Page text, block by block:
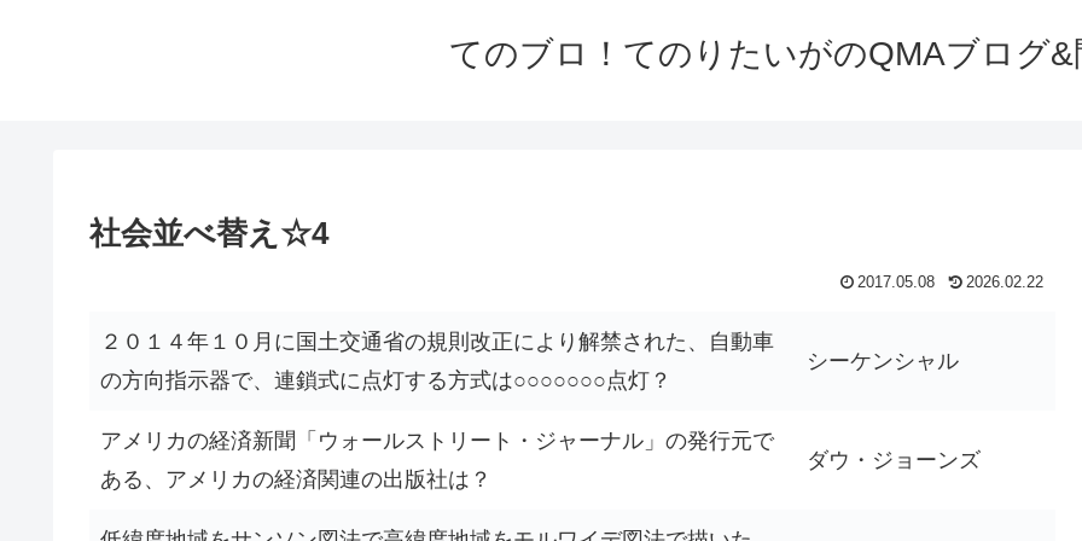
てのブロ！てのりたいがのQMAブログ&
社会並べ替え☆4
2017.05.08 2026.02.22
２０１４年１０月に国土交通省の規則改正により解禁された、自動車
の方向指示器で、連鎖式に点灯する方式は○○○○○○○点灯？
シーケンシャル
アメリカの経済新聞「ウォールストリート・ジャーナル」の発行元で
ある、アメリカの経済関連の出版社は？
ダウ・ジョーンズ